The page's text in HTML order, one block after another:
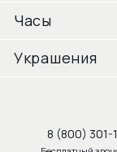
Часы
Украшения
8 (800) 301-